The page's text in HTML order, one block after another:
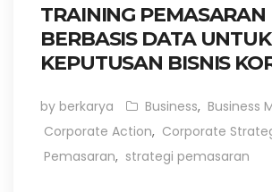
TRAINING PEMASARAN
BERBASIS DATA UNTUK
KEPUTUSAN BISNIS
by berkarya Business, Business
Corporate Action, Corporate
Pemasaran, strategi pemasaran